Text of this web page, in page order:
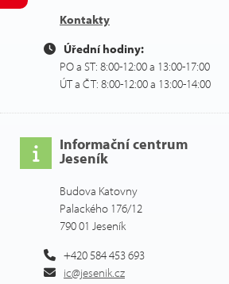
Kontakty
Úřední hodiny:
PO a ST: 8:00-12:00 a 13:00-17:00
ÚT a ČT: 8:00-12:00 a 13:00-14:00
Informační centrum
Jeseník
Budova Katovny
Palackého 176/12
790 01 Jeseník
+420 584 453 693
ic@jesenik.cz